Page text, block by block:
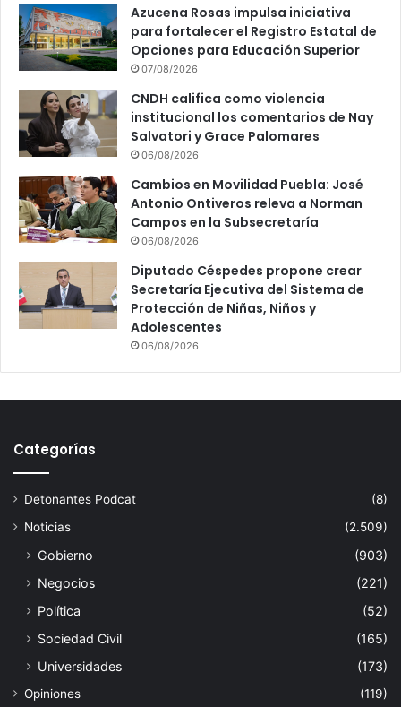
Azucena Rosas impulsa iniciativa
para fortalecer el Registro Estatal de
Opciones para Educación Superior
07/08/2026
CNDH califica como violencia
institucional los comentarios de Nay
Salvatori y Grace Palomares
06/08/2026
Cambios en Movilidad Puebla: José
Antonio Ontiveros releva a Norman
Campos en la Subsecretaría
06/08/2026
Diputado Céspedes propone crear
Secretaría Ejecutiva del Sistema de
Protección de Niñas, Niños y
Adolescentes
06/08/2026
Categorías
Detonantes Podcat
(8)
Noticias
(2.509)
Gobierno
(903)
Negocios
(221)
Política
(52)
Sociedad Civil
(165)
Universidades
(173)
Opiniones (119)